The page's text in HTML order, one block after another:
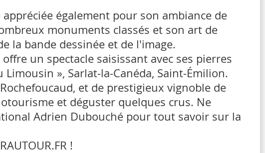
également pour son ambiance de
monuments classés et son art de
la bande dessinée et de l'image.
un spectacle saisissant avec ses pierres
», Sarlat-la-Canéda, Saint-Émilion.
et de prestigieux vignoble de
et déguster quelques crus. Ne
Adrien Dubouché pour tout savoir sur la
!